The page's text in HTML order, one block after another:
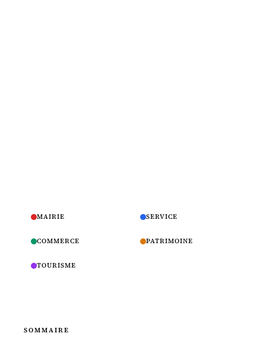
MAIRIE SERVICE
COMMERCE PATRIMOINE
TOURISME
SOMMAIRE